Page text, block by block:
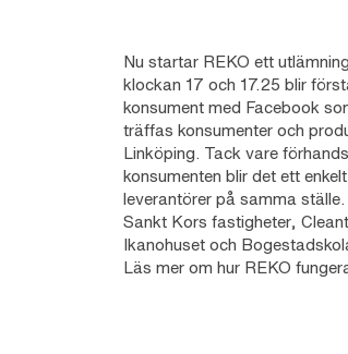
Nu startar REKO ett
klockan 17 och 17.25 blir
konsument med Facebook
träffas konsumenter och
Linköping. Tack vare
konsumenten blir det ett
leverantörer på samma
Sankt Kors fastigheter,
Ikanohuset och
Läs mer om hur REKO